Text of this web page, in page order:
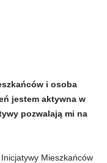
i osoba
jestem aktywna w
pozwalają mi na
Mieszkańców